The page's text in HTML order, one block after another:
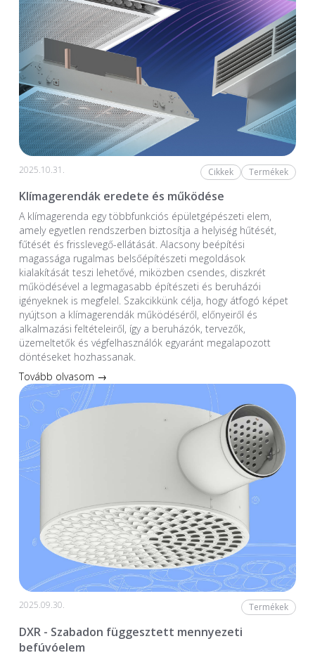
2025.10.31. Cikkek Termékek
Klímagerendák eredete és működése
A klímagerenda egy többfunkciós épületgépészeti elem,
amely egyetlen rendszerben biztosítja a helyiség hűtését,
fűtését és frisslevegő-ellátását. Alacsony beépítési
magassága rugalmas belsőépítészeti megoldások
kialakítását teszi lehetővé, miközben csendes, diszkrét
működésével a legmagasabb építészeti és beruházói
igényeknek is megfelel. Szakcikkünk célja, hogy átfogó képet
nyújtson a klímagerendák működéséről, előnyeiről és
alkalmazási feltételeiről, így a beruházók, tervezők,
üzemeltetők és végfelhasználók egyaránt megalapozott
döntéseket hozhassanak.
Tovább olvasom →
2025.09.30. Termékek
DXR - Szabadon függesztett mennyezeti
befúvóelem